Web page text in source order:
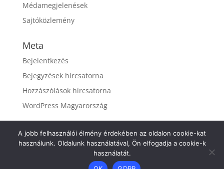
Médamegjelenések
Sajtóközlemény
Meta
Bejelentkezés
Bejegyzések hírcsatorna
Hozzászólások hírcsatorna
WordPress Magyarország
A jobb felhasználói élmény érdekében az oldalon cookie-kat
használunk. Oldalunk használatával, Ön elfogadja a cookie-k
használatát.